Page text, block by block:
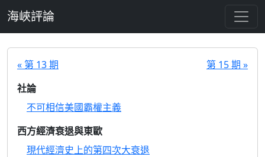
海峽評論
« 第 13 期
第 15 期 »
社論
不可相信美國霸權主義
西方經濟衰退與東歐
現代經濟史上的第四次大衰退